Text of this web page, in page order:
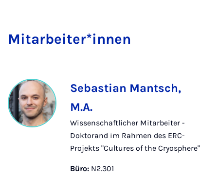
Mit­a­r­bei­ter*in­nen
Sebastian Mantsch,
M.A.
Wissenschaftlicher Mitarbeiter -
Doktorand im Rahmen des ERC-
Projekts "Cultures of the Cryosphere"
Büro: N2.301